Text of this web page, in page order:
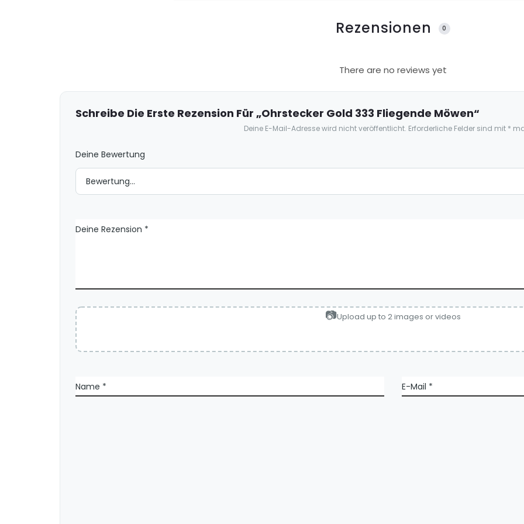
Rezensionen 0
z
There are no reviews yet
Schreibe Die Erste Rezension Für „Ohrstecker Gold 333 Fliegende Möwen“
Deine E-Mail-Adresse wird nicht veröffentlicht. Erforderliche Felder sind mit *
Deine Bewertung
Deine Rezension *
Upload up to 2 images or videos
Name * E-Mail *